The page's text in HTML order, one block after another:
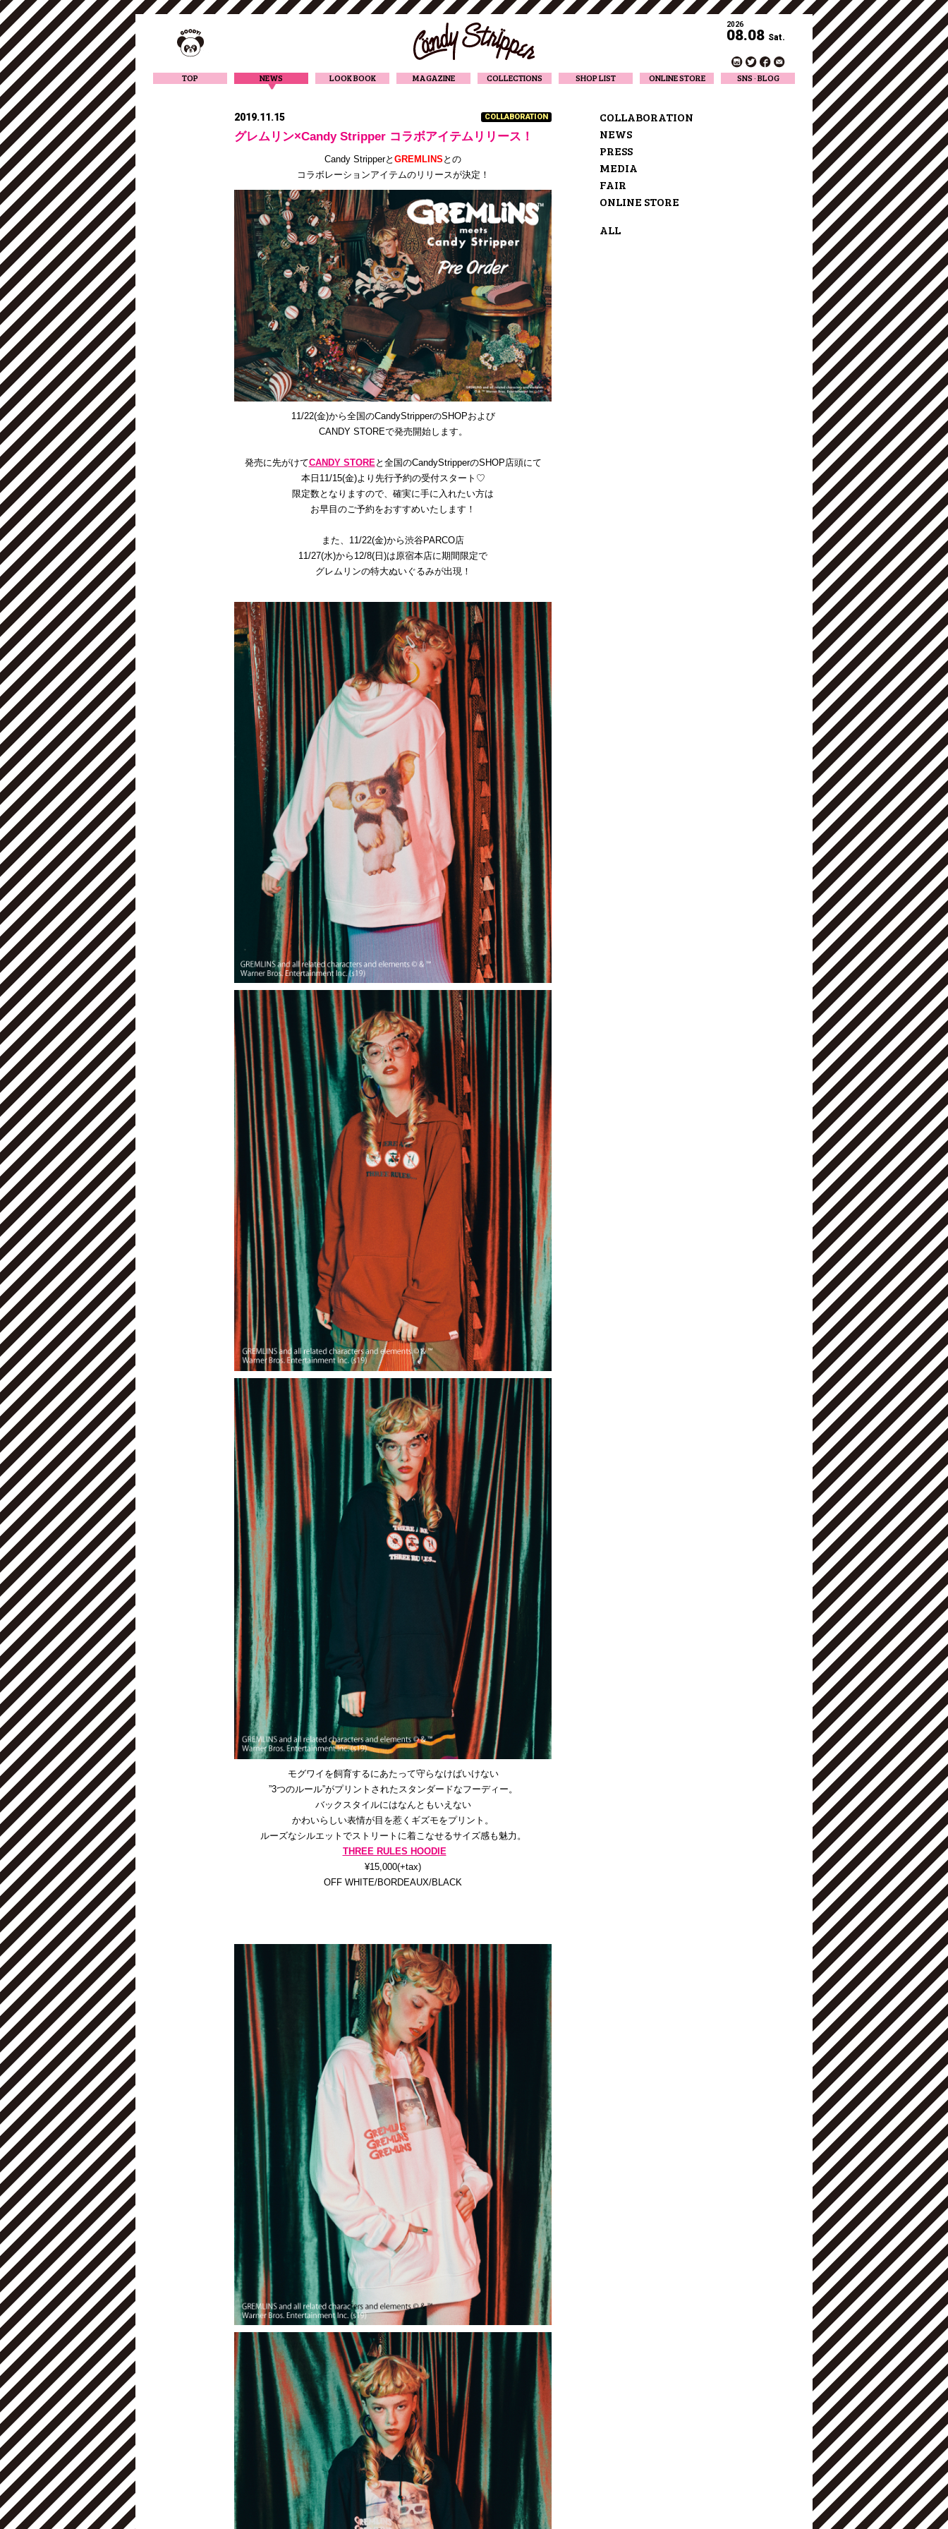
2026
08.08 Sat.
TOP NEWS LOOK BOOK MAGAZINE COLLECTIONS SHOP LIST ONLINE STORE SNS · BLOG
2019.11.15 COLLABORATION
グレムリン×Candy Stripper コラボアイテムリリース！
Candy Stripperと GREMLINS との
コラボレーションアイテムのリリースが決定！
11/22(金)から全国のCandyStripperのSHOPおよび
CANDY STOREで発売開始します。
発売に先がけてCANDY STORE と全国のCandyStripperのSHOP店頭にて
本日11/15(金)より先行予約の受付スタート♡
限定数となりますので、確実に手に入れたい方は
お早目のご予約をおすすめいたします！
また、11/22(金)から渋谷PARCO店
11/27(水)から12/8(日)は原宿本店に期間限定で
グレムリンの特大ぬいぐるみが出現！
モグワイを飼育するにあたって守らなけばいけない
”3つのルール”がプリントされたスタンダードなフーディー。
バックスタイルにはなんともいえない
かわいらしい表情が目を惹くギズモをプリント。
ルーズなシルエットでストリートに着こなせるサイズ感も魅力。
THREE RULES HOODIE
¥15,000(+tax)
OFF WHITE/BORDEAUX/BLACK
COLLABORATION
NEWS
PRESS
MEDIA
FAIR
ONLINE STORE
ALL